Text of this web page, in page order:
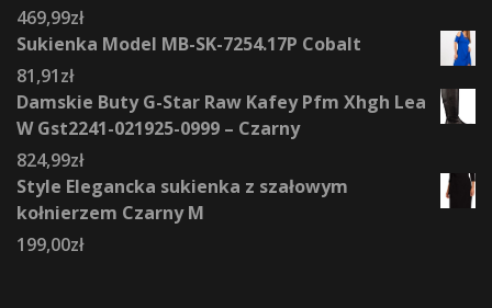
469,99zł
Sukienka Model MB-SK-7254.17P Cobalt
81,91zł
Damskie Buty G-Star Raw Kafey Pfm Xhgh Lea
W Gst2241-021925-0999 – Czarny
824,99zł
Style Elegancka sukienka z szałowym
kołnierzem Czarny M
199,00zł